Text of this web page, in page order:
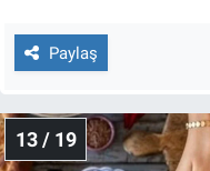
Paylaş
13 / 19